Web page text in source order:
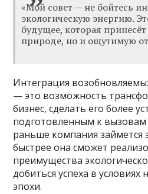
«Мой совет — не бойтесь
экологическую энергию.
будущее, которая
природе, но и ощутимую
Интеграция
— это возможность
бизнес, сделать его более
подготовленным к
раньше компания займется
быстрее она сможет
преимущества
добиться успеха в условиях
эпохи.